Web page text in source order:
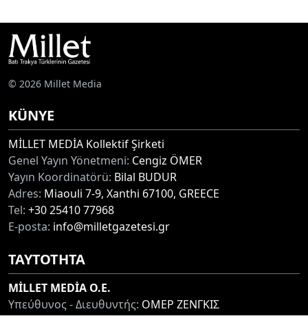
© 2026 Millet Media
KÜNYE
MİLLET MEDİA Kollektif Şirketi
Genel Yayın Yönetmeni: Cengiz ÖMER
Yayın Koordinatörü: Bilal BUDUR
Adres: Miaouli 7-9, Xanthi 67100, GREECE
Tel: +30 25410 77968
E-posta: info@milletgazetesi.gr
ΤΑΥΤΟΤΗΤΑ
MİLLET MEDİA O.E.
Υπεύθυνος - Διευθυντής: ΟΜΕΡ ΖΕΝΓΚΙΣ